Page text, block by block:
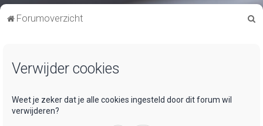
Forumoverzicht
Verwijder cookies
Weet je zeker dat je alle cookies ingesteld door dit forum wil
verwijderen?